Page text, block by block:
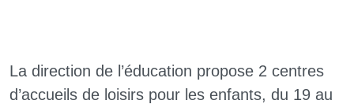
La direction de l’éducation propose 2 centres
d’accueils de loisirs pour les enfants, du 19 au